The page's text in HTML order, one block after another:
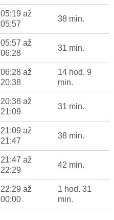
05:19 až
05:57
38 min.
05:57 až
06:28
31 min.
06:28 až
20:38
14 hod. 9
min.
20:38 až
21:09
31 min.
21:09 až
21:47
38 min.
21:47 až
22:29
42 min.
22:29 až
00:00
1 hod. 31
min.